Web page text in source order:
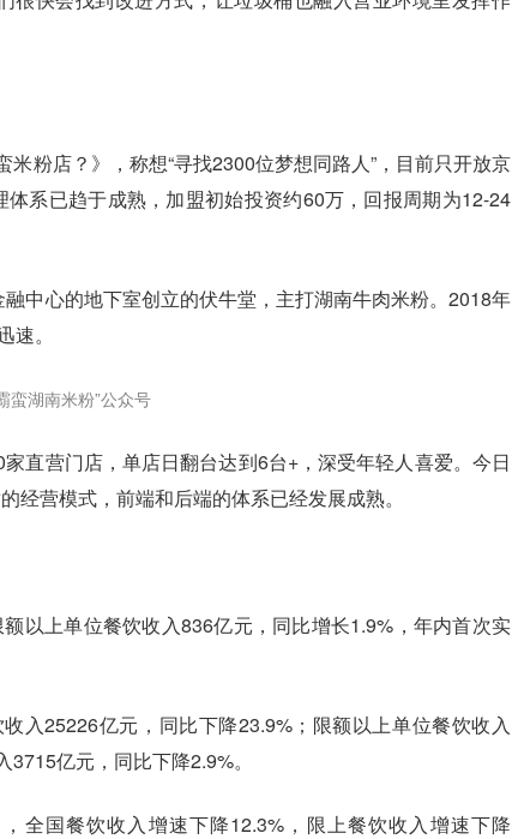
粉店？》，称想“寻找2300位梦想同路人”，目前只开放京
系已趋于成熟，加盟初始投资约60万，回报周期为12-24
中心的地下室创立的伏牛堂，主打湖南牛肉米粉。2018年
。
蛮湖南米粉”公众号
直营门店，单店日翻台达到6台+，深受年轻人喜爱。今日
营模式，前端和后端的体系已经发展成熟。
以上单位餐饮收入836亿元，同比增长1.9%，年内首次实
入25226亿元，同比下降23.9%；限额以上单位餐饮收入
亿元，同比下降2.9%。
全国餐饮收入增速下降12.3%，限上餐饮收入增速下降